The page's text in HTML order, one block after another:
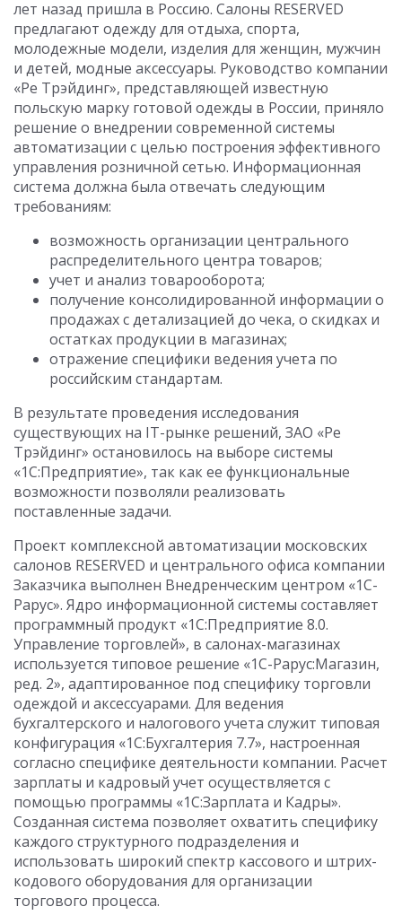
лет назад пришла в Россию. Салоны RESERVED
предлагают одежду для отдыха, спорта,
молодежные модели, изделия для женщин, мужчин
и детей, модные аксессуары. Руководство компании
«Ре Трэйдинг», представляющей известную
польскую марку готовой одежды в России, приняло
решение о внедрении современной системы
автоматизации с целью построения эффективного
управления розничной сетью. Информационная
система должна была отвечать следующим
требованиям:
возможность организации центрального
распределительного центра товаров;
учет и анализ товарооборота;
получение консолидированной информации о
продажах с детализацией до чека, о скидках и
остатках продукции в магазинах;
отражение специфики ведения учета по
российским стандартам.
В результате проведения исследования
существующих на IT-рынке решений, ЗАО «Ре
Трэйдинг» остановилось на выборе системы
«1С:Предприятие», так как ее функциональные
возможности позволяли реализовать
поставленные задачи.
Проект комплексной автоматизации московских
салонов RESERVED и центрального офиса компании
Заказчика выполнен Внедренческим центром «1С-
Рарус». Ядро информационной системы составляет
программный продукт «1С:Предприятие 8.0.
Управление торговлей», в салонах-магазинах
используется типовое решение «1С-Рарус:Магазин,
ред. 2», адаптированное под специфику торговли
одеждой и аксессуарами. Для ведения
бухгалтерского и налогового учета служит типовая
конфигурация «1С:Бухгалтерия 7.7», настроенная
согласно специфике деятельности компании. Расчет
зарплаты и кадровый учет осуществляется с
помощью программы «1С:Зарплата и Кадры».
Созданная система позволяет охватить специфику
каждого структурного подразделения и
использовать широкий спектр кассового и штрих-
кодового оборудования для организации
торгового процесса.